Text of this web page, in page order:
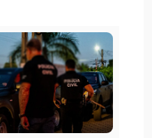
Polícia
Com apenas 28% do efetivo,
Polícia Civil de Rondônia tem
maior déficit do país, aponta
estudo